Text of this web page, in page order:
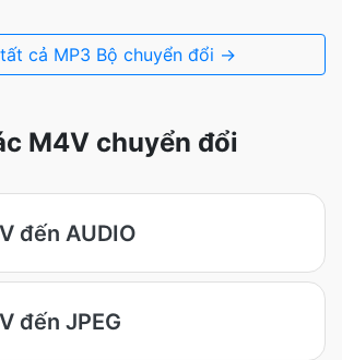
cả MP3 Bộ chuyển đổi →
M4V chuyển đổi
đến AUDIO
đến JPEG